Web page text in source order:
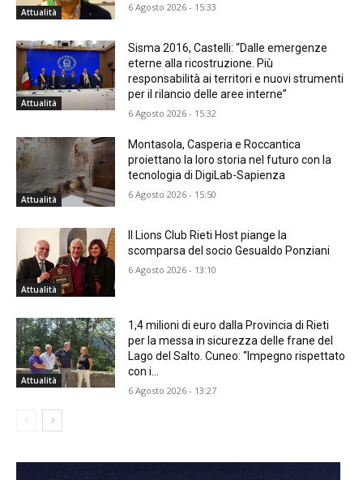
Attualità 6 Agosto 2026 - 15:33
Attualità
Sisma 2016, Castelli: “Dalle emergenze
eterne alla ricostruzione. Più
responsabilità ai territori e nuovi strumenti
per il rilancio delle aree interne”
6 Agosto 2026 - 15:32
Attualità
Montasola, Casperia e Roccantica
proiettano la loro storia nel futuro con la
tecnologia di DigiLab-Sapienza
6 Agosto 2026 - 15:50
Attualità
Il Lions Club Rieti Host piange la
scomparsa del socio Gesualdo Ponziani
6 Agosto 2026 - 13:10
Attualità
1,4 milioni di euro dalla Provincia di Rieti
per la messa in sicurezza delle frane del
Lago del Salto. Cuneo: “Impegno rispettato
con i...
6 Agosto 2026 - 13:27